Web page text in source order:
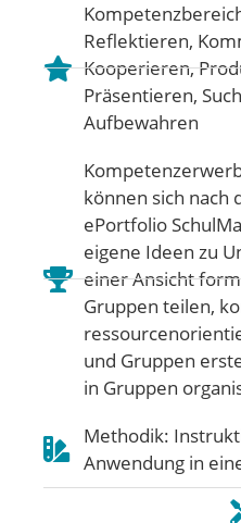
Reflektieren,
Kooperieren,
Präsentieren,
Aufbewahren
können sich nach
ePortfolio
eigene Ideen zu
einer Ansicht
Gruppen teilen,
und Gruppen
in Gruppen
Methodik:
Anwendung in